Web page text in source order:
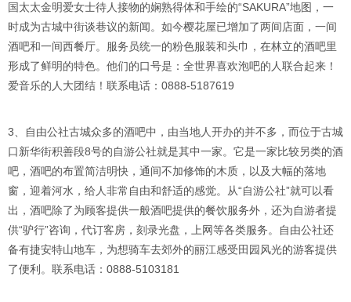
国太太金明爱女士待人接物的娴熟得体和手绘的“SAKURA”地图，一
时成为古城中街谈巷议的新闻。如今樱花屋已增加了两间店面，一间
酒吧和一间西餐厅。服务员统一的粉色服装和头巾，在林立的酒吧里
形成了鲜明的特色。他们的口号是：全世界喜欢泡吧的人联合起来！
爱音乐的人大团结！联系电话：0888-5187619
3、自由公社古城众多的酒吧中，由当地人开办的并不多，而位于古城
口新华街积善段8号的自游公社就是其中一家。它是一家比较另类的酒
吧，酒吧的布置简洁明快，通间不加修饰的木质，以及大幅的落地
窗，迎着河水，给人非常自由和舒适的感觉。从“自游公社”就可以看
出，酒吧除了为顾客提供一般酒吧提供的餐饮服务外，还为自游者提
供“驴行”咨询，代订客房，刻录光盘，上网等各类服务。自由公社还
备有捷安特山地车，为想骑车去郊外的丽江感受田园风光的游客提供
了便利。联系电话：0888-5103181